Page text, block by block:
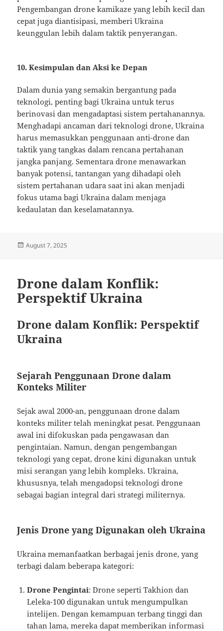
Pengembangan drone kamikaze yang lebih kecil dan
cepat juga diantisipasi, memberi Ukraina
keunggulan lebih dalam taktik penyerangan.
10. Kesimpulan dan Aksi ke Depan
Dalam dunia yang semakin bergantung pada
teknologi, penting bagi Ukraina untuk terus
berinovasi dan mengadaptasi sistem pertahanannya.
Menghadapi ancaman dari teknologi drone, Ukraina
harus memasukkan penggunaan anti-drone dan
taktik yang tangkas dalam rencana pertahanan
jangka panjang. Sementara drone menawarkan
banyak potensi, tantangan yang dihadapi oleh
sistem pertahanan udara saat ini akan menjadi
fokus utama bagi Ukraina dalam menjaga
kedaulatan dan keselamatannya.
Posted
August 7, 2025
Drone dalam Konflik:
Perspektif Ukraina
Drone dalam Konflik: Perspektif
Ukraina
Sejarah Penggunaan Drone dalam
Konteks Militer
Sejak awal 2000-an, penggunaan drone dalam
konteks militer telah meningkat pesat. Penggunaan
awal ini difokuskan pada pengawasan dan
pengintaian. Namun, dengan pengembangan
teknologi yang cepat, drone kini digunakan untuk
misi serangan yang lebih kompleks. Ukraina,
khususnya, telah mengadopsi teknologi drone
sebagai bagian integral dari strategi militernya.
Jenis Drone yang Digunakan oleh Ukraina
Ukraina memanfaatkan berbagai jenis drone, yang
terbagi dalam beberapa kategori:
Drone Pengintai: Drone seperti Takhion dan
Leleka-100 digunakan untuk mengumpulkan
intelijen. Dengan kemampuan terbang tinggi dan
tahan lama, mereka dapat memberikan informasi